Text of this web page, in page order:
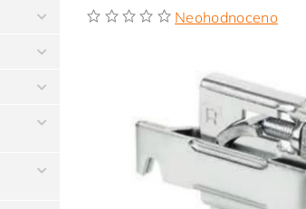
Neohodnoceno